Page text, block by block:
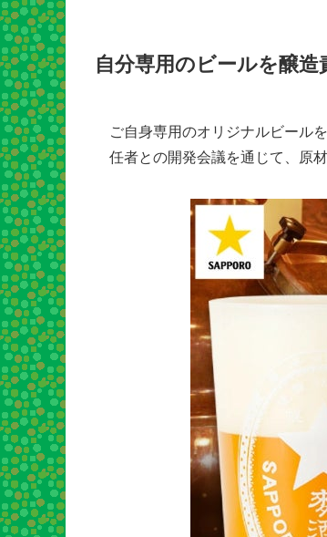
自分専用のビールを醸造
ご自身専用のオリジナルビール
任者との開発会議を通じて、原